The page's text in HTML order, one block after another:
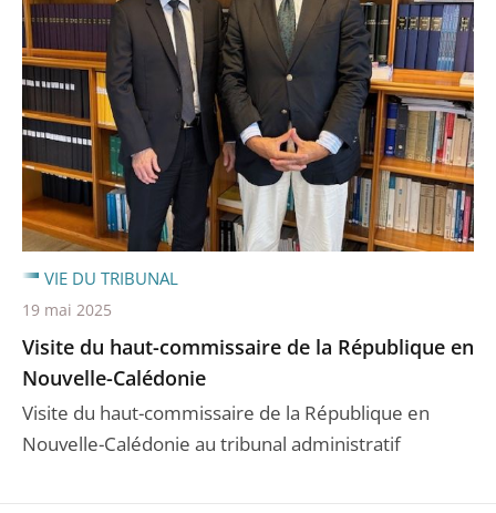
Visite du haut-commissaire de la République en
Nouvelle-Calédonie
Visite du haut-commissaire de la République en
Nouvelle-Calédonie au tribunal administratif
VIE DU TRIBUNAL
19 mai 2025